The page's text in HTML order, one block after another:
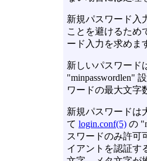
新規パスワード入
ことを避けるため
ード入力を求めま
新しいパスワード
"minpasswordlen"
ワードの最大文字
新規パスワードは
て login.conf(5) の
スワードのみ許可
イアントを認証す